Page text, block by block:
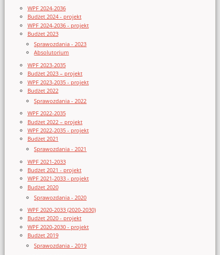
WPF 2024-2036
Budżet 2024 - projekt
WPF 2024-2036 - projekt
Budżet 2023
Sprawozdania - 2023
Absolutorium
WPF 2023-2035
Budżet 2023 – projekt
WPF 2023-2035 - projekt
Budżet 2022
Sprawozdania - 2022
WPF 2022-2035
Budżet 2022 – projekt
WPF 2022-2035 - projekt
Budżet 2021
Sprawozdania - 2021
WPF 2021-2033
Budżet 2021 - projekt
WPF 2021-2033 - projekt
Budżet 2020
Sprawozdania - 2020
WPF 2020-2033 (2020-2030)
Budżet 2020 - projekt
WPF 2020-2030 - projekt
Budżet 2019
Sprawozdania - 2019